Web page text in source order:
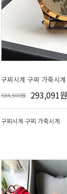
구찌시계 구찌 가죽시계
584,500원 293,091원
구찌시계 구찌 가죽시계